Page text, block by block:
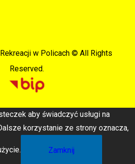
w Policach © All Rights
Reserved.
aby świadczyć usługi na
korzystanie ze strony oznacza,
Zamknij